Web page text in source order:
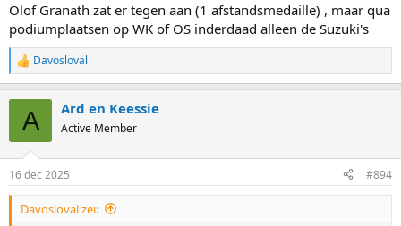
Olof Granath zat er tegen aan (1 afstandsmedaille) , maar qua
podiumplaatsen op WK of OS inderdaad alleen de Suzuki's
R
e
s
:
Davosloval
A Ard en Keessie
Active Member
16 dec 2025 #894
Davosloval zei: